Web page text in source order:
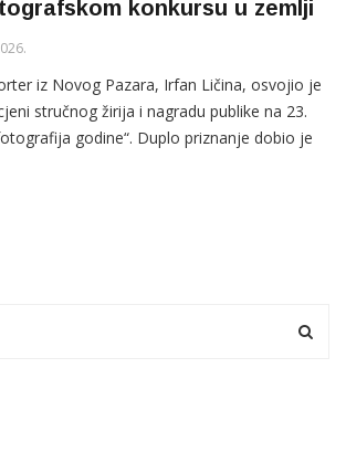
konkursu u zemlji
iz Novog Pazara, Irfan Ličina, osvojio je
stručnog žirija i nagradu publike na 23.
godine“. Duplo priznanje dobio je